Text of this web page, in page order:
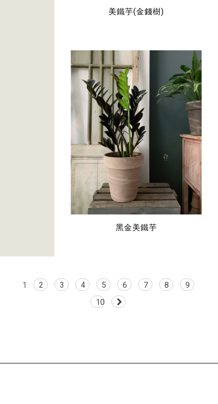
美鐵芋(金錢樹)
黑金美鐵芋
1 2 3 4 5 6 7 8
9
10